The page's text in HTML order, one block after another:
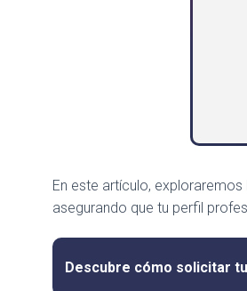
En este artículo,
asegurando que tu perfil
Descubre cómo solicitar